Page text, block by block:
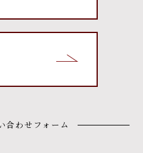
合わせフォーム